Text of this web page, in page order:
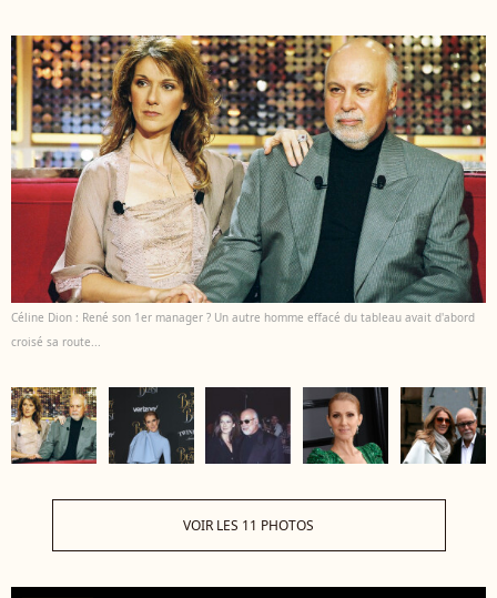
Céline Dion : René son 1er manager ? Un autre homme effacé du tableau avait d'abord
croisé sa route...
VOIR LES 11 PHOTOS